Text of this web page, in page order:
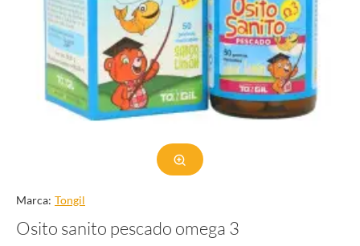
Marca: Tongil
Osito sanito pescado omega 3